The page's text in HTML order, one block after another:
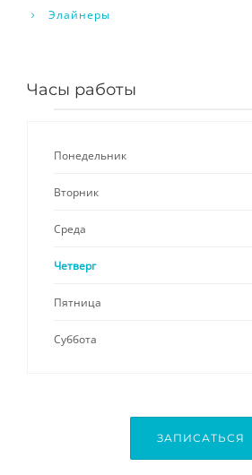
Элайнеры
Часы работы
Понедельник
Вторник
Среда
Четверг
Пятница
Суббота
ЗАПИСАТЬСЯ